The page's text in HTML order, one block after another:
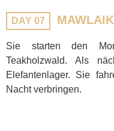
DAY 07
Sie starten den
Teakholzwald. Als
Elefantenlager. Sie
Nacht verbringen.